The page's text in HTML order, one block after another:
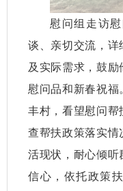
慰问组走访
谈、亲切交流，详
及实际需求，鼓
慰问品和新春祝福
丰村，看望慰问帮
查帮扶政策落实情
活现状，耐心倾听
信心，依托政策